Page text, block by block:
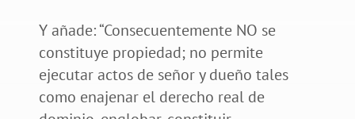
Y añade: “Consecuentemente NO se
constituye propiedad; no permite
ejecutar actos de señor y dueño tales
como enajenar el derecho real de